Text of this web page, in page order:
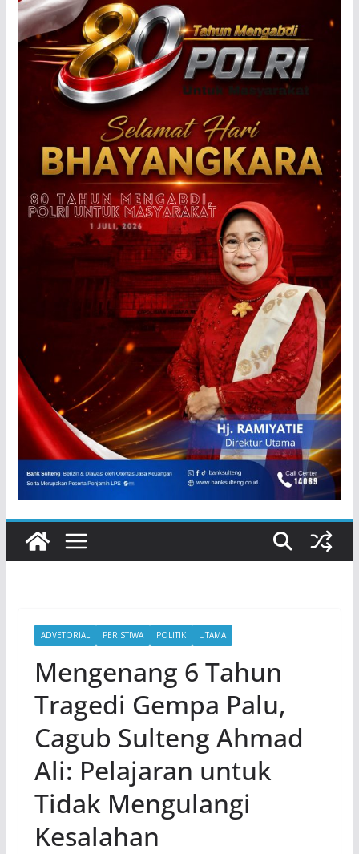
ADVETORIAL PERISTIWA POLITIK UTAMA
Mengenang 6 Tahun
Tragedi Gempa Palu,
Cagub Sulteng Ahmad
Ali: Pelajaran untuk
Tidak Mengulangi
Kesalahan